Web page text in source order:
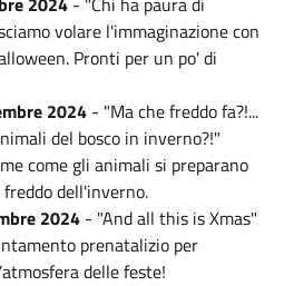
volare l'immaginazione con
Pronti per un po' di
2024 - "Ma che freddo fa?!...
del bosco in inverno?!"
come gli animali si preparano
dell'inverno.
2024 - "And all this is Xmas"
prenatalizio per
delle feste!